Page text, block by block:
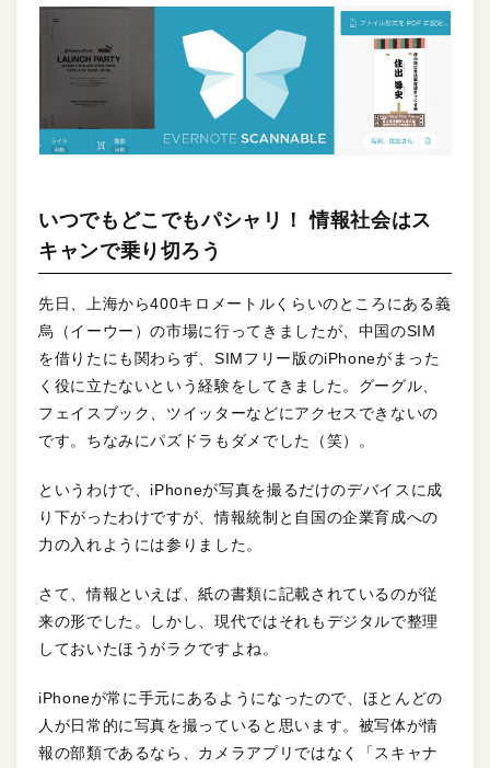
いつでもどこでもパシャリ！ 情報社会はス
キャンで乗り切ろう
先日、上海から400キロメートルくらいのところにある義
烏（イーウー）の市場に行ってきましたが、中国のSIM
を借りたにも関わらず、SIMフリー版のiPhoneがまった
く役に立たないという経験をしてきました。グーグル、
フェイスブック、ツイッターなどにアクセスできないの
です。ちなみにパズドラもダメでした（笑）。
というわけで、iPhoneが写真を撮るだけのデバイスに成
り下がったわけですが、情報統制と自国の企業育成への
力の入れようには参りました。
さて、情報といえば、紙の書類に記載されているのが従
来の形でした。しかし、現代ではそれもデジタルで整理
しておいたほうがラクですよね。
iPhoneが常に手元にあるようになったので、ほとんどの
人が日常的に写真を撮っていると思います。被写体が情
報の部類であるなら、カメラアプリではなく「スキャナ